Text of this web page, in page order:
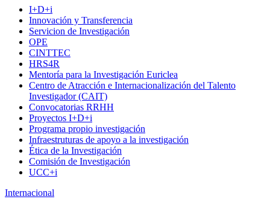
I+D+i
Innovación y Transferencia
Servicion de Investigación
OPE
CINTTEC
HRS4R
Mentoría para la Investigación Euriclea
Centro de Atracción e Internacionalización del Talento
Investigador (CAIT)
Convocatorias RRHH
Proyectos I+D+i
Programa propio investigación
Infraestruturas de apoyo a la investigación
Ética de la Investigación
Comisión de Investigación
UCC+i
Internacional